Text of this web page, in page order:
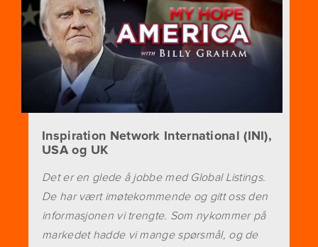
Inspiration Network International (INI),
USA og UK
Det er en glede å jobbe med Global Listings.
De har vært imøtekommende og gitt oss den
informasjonen vi trengte. Som nykommer på
markedet hadde vi mange spørsmål, og de